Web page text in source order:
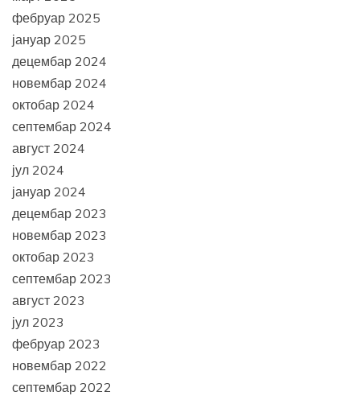
фебруар 2025
јануар 2025
децембар 2024
новембар 2024
октобар 2024
септембар 2024
август 2024
јул 2024
јануар 2024
децембар 2023
новембар 2023
октобар 2023
септембар 2023
август 2023
јул 2023
фебруар 2023
новембар 2022
септембар 2022